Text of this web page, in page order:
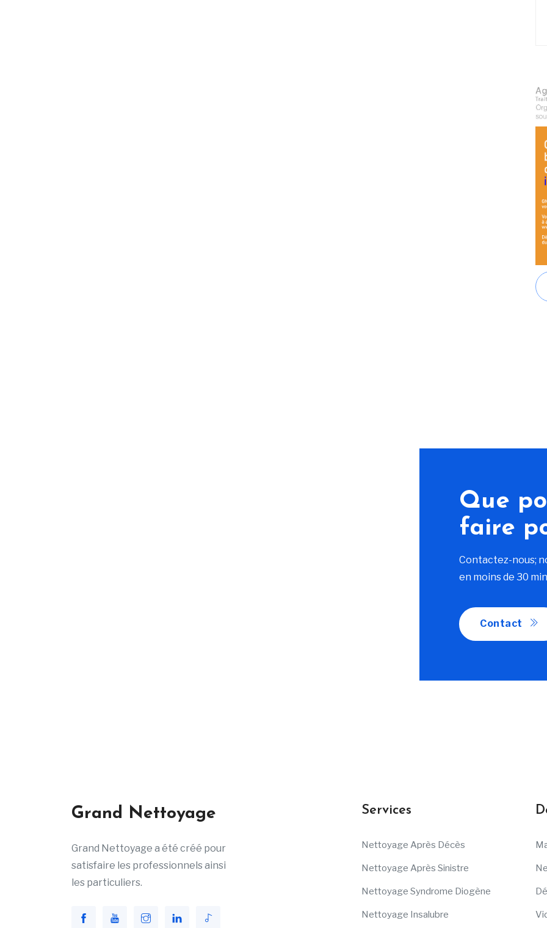
Que
faire
Contactez-nous;
en moins de 30
Contact
Grand Nettoyage
Grand Nettoyage a été créé pour
satisfaire les professionnels ainsi
les particuliers.
Services
Nettoyage Après Décès
Nettoyage Après Sinistre
Nettoyage Syndrome Diogène
Nettoyage Insalubre